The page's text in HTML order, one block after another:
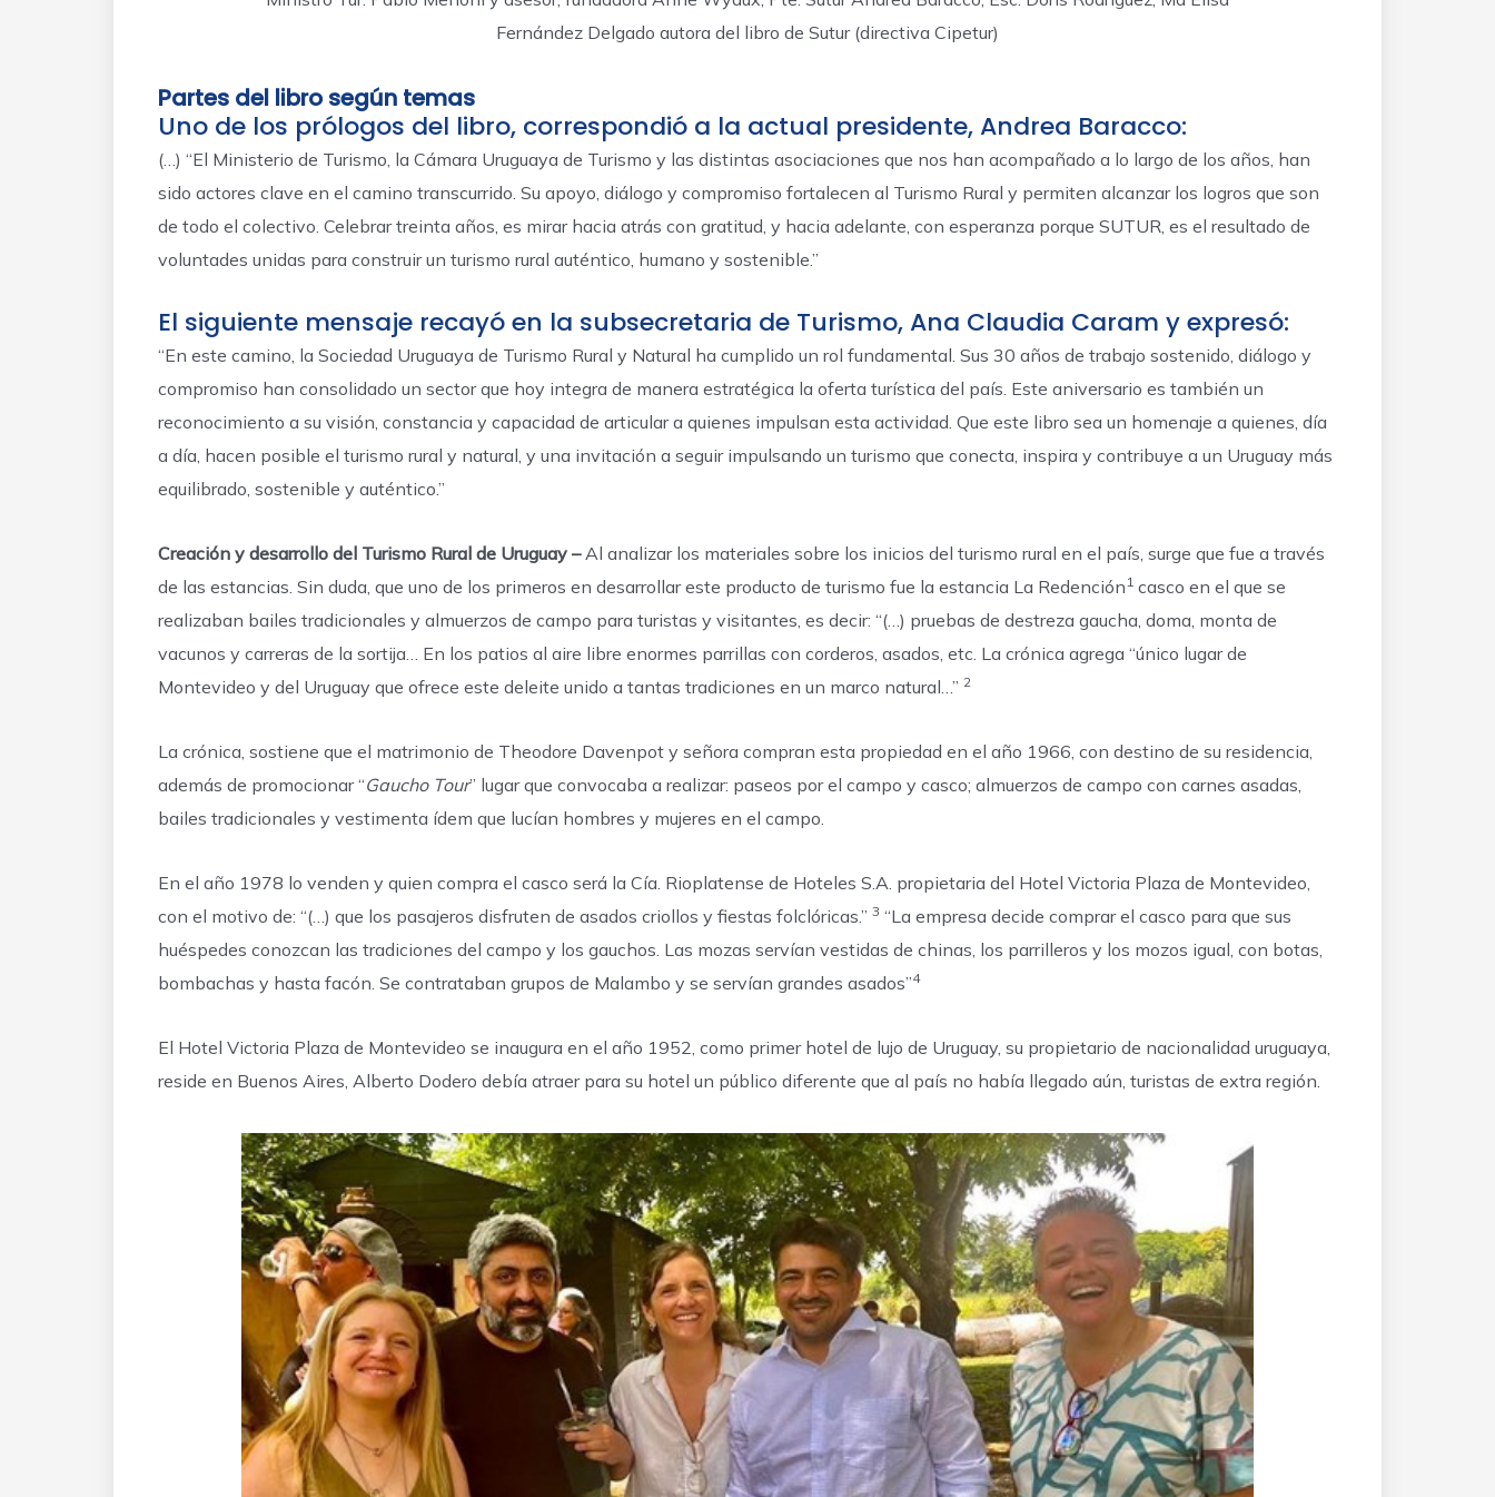
Fernández Delgado autora del libro de Sutur (directiva Cipetur)
Partes del libro según temas
Uno de los prólogos del libro, correspondió a la actual presidente, Andrea Baracco:
(…) “El Ministerio de Turismo, la Cámara Uruguaya de Turismo y las distintas asociaciones que nos han acompañado a lo largo de los años, han
sido actores clave en el camino transcurrido. Su apoyo, diálogo y compromiso fortalecen al Turismo Rural y permiten alcanzar los logros que son
de todo el colectivo. Celebrar treinta años, es mirar hacia atrás con gratitud, y hacia adelante, con esperanza porque SUTUR, es el resultado de
voluntades unidas para construir un turismo rural auténtico, humano y sostenible.”
El siguiente mensaje recayó en la subsecretaria de Turismo, Ana Claudia Caram y expresó:
“En este camino, la Sociedad Uruguaya de Turismo Rural y Natural ha cumplido un rol fundamental. Sus 30 años de trabajo sostenido, diálogo y
compromiso han consolidado un sector que hoy integra de manera estratégica la oferta turística del país. Este aniversario es también un
reconocimiento a su visión, constancia y capacidad de articular a quienes impulsan esta actividad. Que este libro sea un homenaje a quienes, día
a día, hacen posible el turismo rural y natural, y una invitación a seguir impulsando un turismo que conecta, inspira y contribuye a un Uruguay más
equilibrado, sostenible y auténtico.”
Creación y desarrollo del Turismo Rural de Uruguay –Al analizar los materiales sobre los inicios del turismo rural en el país, surge que fue a través
de las estancias. Sin duda, que uno de los primeros en desarrollar este producto de turismo fue la estancia La Redención1 casco en el que se
realizaban bailes tradicionales y almuerzos de campo para turistas y visitantes, es decir: “(…) pruebas de destreza gaucha, doma, monta de
vacunos y carreras de la sortija… En los patios al aire libre enormes parrillas con corderos, asados, etc. La crónica agrega “único lugar de
Montevideo y del Uruguay que ofrece este deleite unido a tantas tradiciones en un marco natural…” 2
La crónica, sostiene que el matrimonio de Theodore Davenpot y señora compran esta propiedad en el año 1966, con destino de su residencia,
además de promocionar “GauchoTour” lugar que convocaba a realizar: paseos por el campo y casco; almuerzos de campo con carnes asadas,
bailes tradicionales y vestimenta ídem que lucían hombres y mujeres en el campo.
En el año 1978 lo venden y quien compra el casco será la Cía. Rioplatense de Hoteles S.A. propietaria del Hotel Victoria Plaza de Montevideo,
con el motivo de: “(…) que los pasajeros disfruten de asados criollos y fiestas folclóricas.” 3 “La empresa decide comprar el casco para que sus
huéspedes conozcan las tradiciones del campo y los gauchos. Las mozas servían vestidas de chinas, los parrilleros y los mozos igual, con botas,
bombachas y hasta facón. Se contrataban grupos de Malambo y se servían grandes asados”4
El Hotel Victoria Plaza de Montevideo se inaugura en el año 1952, como primer hotel de lujo de Uruguay, su propietario de nacionalidad uruguaya,
reside en Buenos Aires, Alberto Dodero debía atraer para su hotel un público diferente que al país no había llegado aún, turistas de extra región.